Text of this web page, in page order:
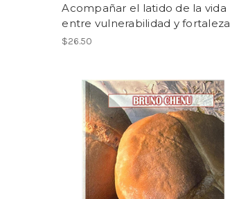
Acompañar el latido de la vida
entre vulnerabilidad y fortaleza
$26.50